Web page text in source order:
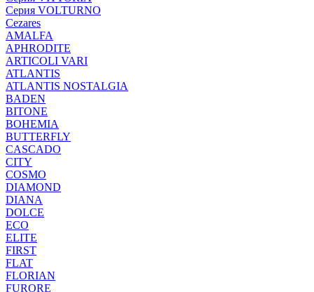
Серия VOLTURNO
Cezares
AMALFA
APHRODITE
ARTICOLI VARI
ATLANTIS
ATLANTIS NOSTALGIA
BADEN
BITONE
BOHEMIA
BUTTERFLY
CASCADO
CITY
COSMO
DIAMOND
DIANA
DOLCE
ECO
ELITE
FIRST
FLAT
FLORIAN
FURORE